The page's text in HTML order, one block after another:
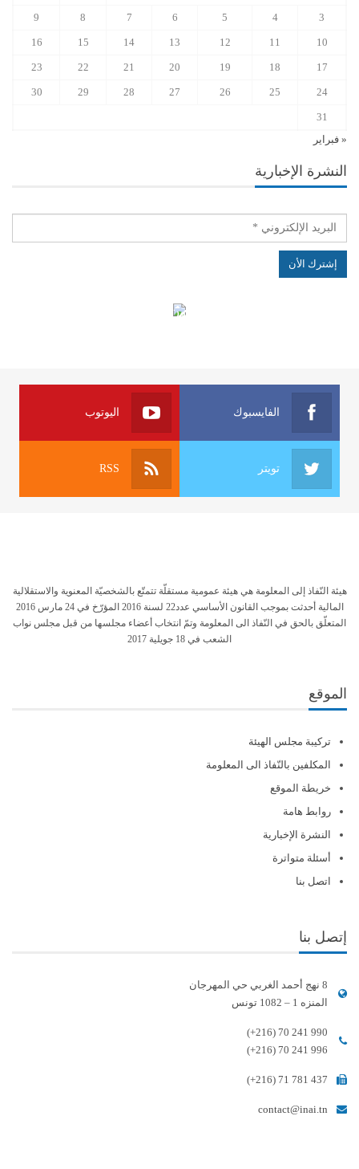
3
4
5
6
7
8
9
10
11
12
13
14
15
16
17
18
19
20
21
22
23
24
25
26
27
28
29
30
31
« فبراير
النشرة الإخبارية
الهياكل الخاضعة لقانون النفاذ إلى المعلومة
الفايسبوك اليوتوب
تويتر RSS
هيئة النّفاذ إلى المعلومة هي هيئة عمومية مستقلّة تتمتّع بالشخصيّة المعنوية والاستقلالية
المالية أحدثت بموجب القانون الأساسي عدد22 لسنة 2016 المؤرّخ في 24 مارس 2016
المتعلّق بالحق في النّفاذ الى المعلومة وتمّ انتخاب أعضاء مجلسها من قبل مجلس نواب
الشعب في 18 جويلية 2017
الموقع
تركيبة مجلس الهيئة
المكلفين بالنّفاذ الى المعلومة
خريطة الموقع
روابط هامة
النشرة الإخبارية
أسئلة متواترة
اتصل بنا
إتصل بنا
8 نهج أحمد الغربي حي المهرجان
المنزه 1 – 1082 تونس
(+216) 70 241 990
(+216) 70 241 996
(+216) 71 781 437
contact@inai.tn